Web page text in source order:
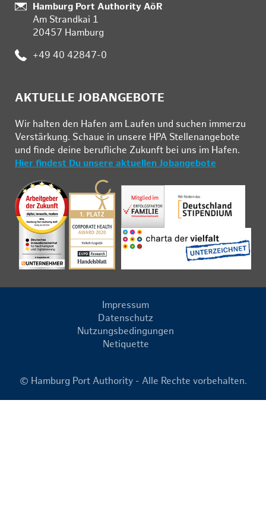
:
Hamburg Port Authority AöR
Am Strandkai 1
20457 Hamburg
: +49 40 42847-0
AKTUELLE JOBANGEBOTE
Wir hal­ten den Ha­fen am Lau­fen und su­chen im­mer­zu
Ver­stär­kung. Schau­e in un­se­re HPA Stel­len­an­ge­bo­te
und fin­de deine be­ruf­li­che Zu­kunft bei uns im Ha­fen.
Hier findest Du unsere aktuellen Jobangebote
Impressum
Datenschutz
Nutzungsbedingungen
Netiquette
© Hamburg Port Authority - Alle Rechte vorbehalten.